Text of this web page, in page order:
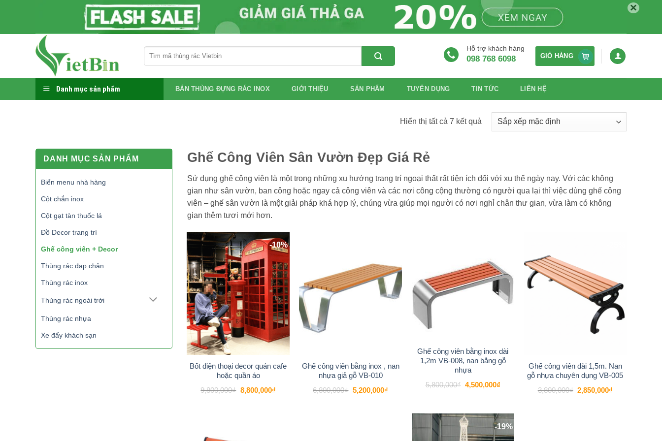
×
kiếm:
Hỗ trợ khách hàng
098 768 6098 GIỎ HÀNG
Danh mục sản phẩm BÁN THÙNG ĐỰNG RÁC INOX GIỚI THIỆU SẢN PHẨM TUYỂN DỤNG TIN TỨC LIÊN HỆ
Hiển thị tất cả 7 kết quả
DANH MỤC SẢN PHẨM
Biển menu nhà hàng
Cột chắn inox
Cột gạt tàn thuốc lá
Đồ Decor trang trí
Ghế công viên + Decor
Thùng rác đạp chân
Thùng rác inox
Thùng rác ngoài trời
Thùng rác nhựa
Xe đẩy khách sạn
Ghế Công Viên Sân Vườn Đẹp Giá Rẻ
Sử dụng ghế công viên là một trong những xu hướng trang trí ngoại thất rất tiện ích đối với xu thế ngày nay. Với các không
gian như sân vườn, ban công hoặc ngay cả công viên và các nơi công cộng thường có người qua lại thì việc dùng ghế công
viên – ghế sân vườn là một giải pháp khá hợp lý, chúng vừa giúp mọi người có nơi nghỉ chân thư gian, vừa làm có không
gian thêm tươi mới hơn.
-10%
Add to
wishlist
Bốt điện thoại decor quán cafe
hoặc quần áo
9,800,000₫ Giá
gốc
8,800,000₫Giá
wishlist
Ghế công viên bằng inox , nan
nhựa giả gỗ VB-010
6,800,000₫ Giá
gốc
5,200,000₫Giá
5,200,000₫.
Add to
wishlist
Ghế công viên bằng inox dài
1,2m VB-008, nan bằng gỗ
nhựa
5,800,000₫ Giá
gốc
4,500,000₫
Ghế công viên dài 1,5m. Nan
gỗ nhựa chuyên dụng VB-005
3,800,000₫ Giá
gốc
2,850,000₫
-19%